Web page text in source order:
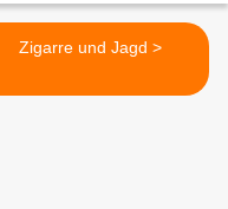
Zigarre und Jagd >